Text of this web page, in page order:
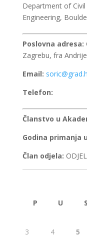
Department of
Engineering,
Poslovna adresa:
Zagrebu, fra
Email:
Telefon:
Članstvo u
Godina primanja
Član odjela:
P U S
3
4 5